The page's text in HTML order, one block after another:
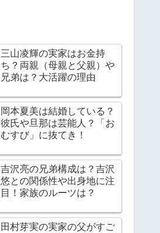
三山凌輝の実家はお金持
ち？両親（母親と父親）や
兄弟は？大活躍の理由
岡本夏美は結婚している？
彼氏や旦那は芸能人？「お
むすび」に抜てき！
吉沢亮の兄弟構成は？吉沢
悠との関係性や出身地に注
目！家族のルーツは？
田村芽実の実家の父がすご